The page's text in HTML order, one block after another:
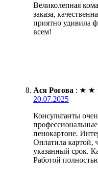
Великолепная
заказа,
приятно удивила
всем!
Ася Рогова : ★ ★
20.07.2025
Консультанты
пенокартоне.
Оплатила картой,
указанный срок.
Работой